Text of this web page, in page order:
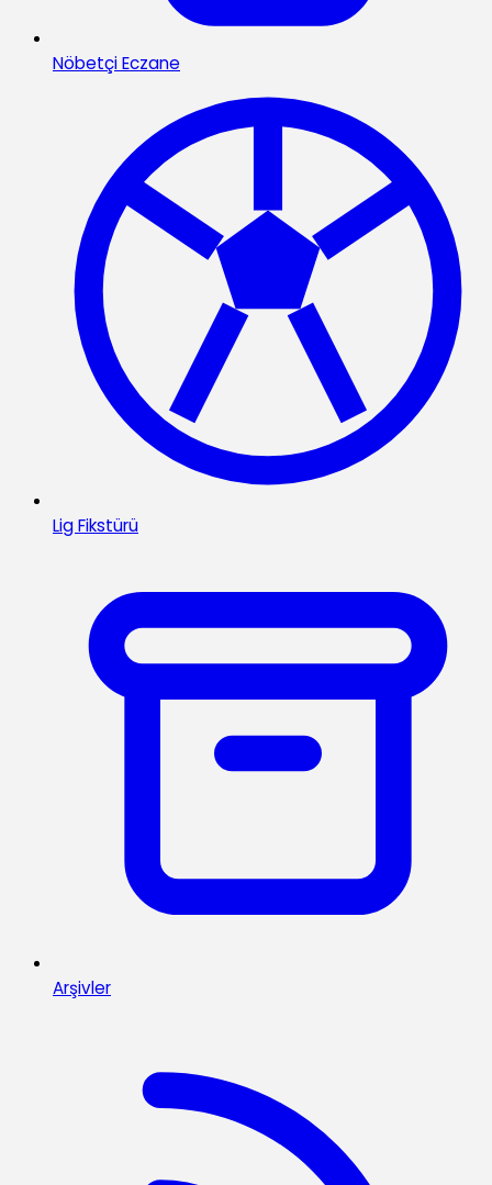
Nöbetçi Eczane
Lig Fikstürü
Arşivler